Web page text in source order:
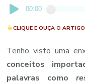
Tocador
áudio
00:00
CLIQUE E OUÇA O ARTIGO
Tenho visto uma
conceitos
palavras como